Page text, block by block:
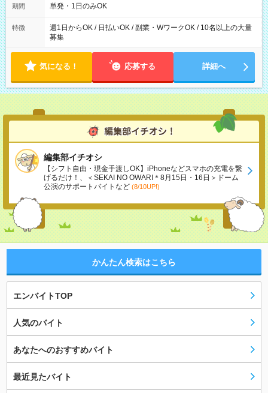
可能です！ ※1日あたりの最大実働時間は日勤、夜勤共に勤務し
期間 単発・1日のみOK
特徴
週1日からOK / 日払いOK / 副業・WワークOK / 10名以上の大量
募集
気になる！ 応募する 詳細へ
編集部イチオシ
【シフト自由・現金手渡しOK】iPhoneなどスマホの充電を繋
げるだけ！、＜SEKAI NO OWARI＊8月15日・16日＞ドーム
公演のサポートバイトなど (8/10UP!)
かんたん検索はこちら
エンバイトTOP
人気のバイト
あなたへのおすすめバイト
最近見たバイト